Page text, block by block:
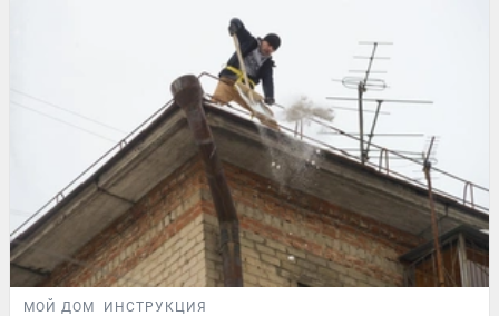
МОЙ ДОМ ИНСТРУКЦИЯ